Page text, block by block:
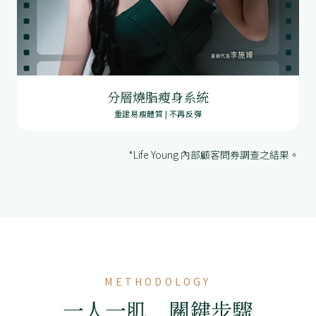
分層燒脂瘦身系統
重建易瘦體質 | 不再反彈
*Life Young 內部顧客問券調查之結果。
METHODOLOGY
一人一肌 關鍵步驟